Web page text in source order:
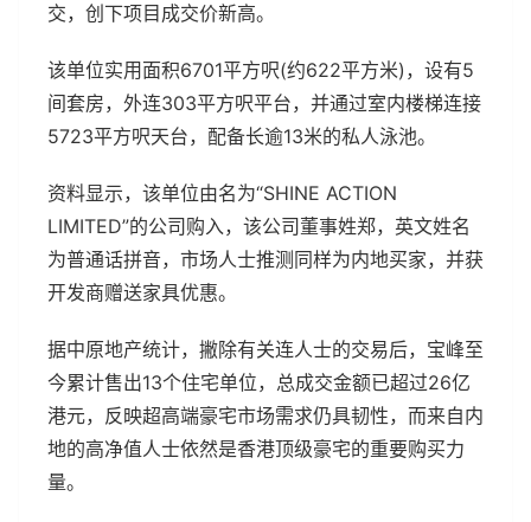
交，创下项目成交价新高。
该单位实用面积6701平方呎(约622平方米)，设有5
间套房，外连303平方呎平台，并通过室内楼梯连接
5723平方呎天台，配备长逾13米的私人泳池。
资料显示，该单位由名为“SHINE ACTION
LIMITED”的公司购入，该公司董事姓郑，英文姓名
为普通话拼音，市场人士推测同样为内地买家，并获
开发商赠送家具优惠。
据中原地产统计，撇除有关连人士的交易后，宝峰至
今累计售出13个住宅单位，总成交金额已超过26亿
港元，反映超高端豪宅市场需求仍具韧性，而来自内
地的高净值人士依然是香港顶级豪宅的重要购买力
量。